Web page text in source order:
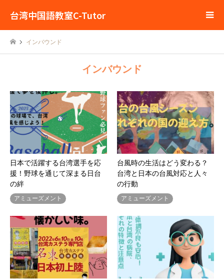
台湾中国語教室C-Tutor
インバウンド
インバウンド
日本で活躍する台湾選手を応
援！野球を通じて深まる日台
の絆
アミューズメント
台風時の生活はどう変わる？
台湾と日本の台風対応と人々
の行動
アミューズメント